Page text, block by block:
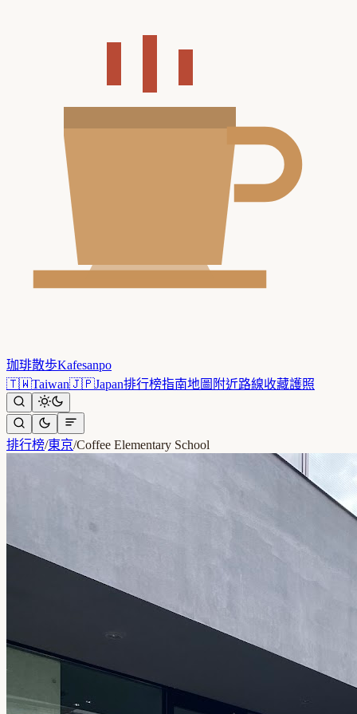
珈琲散歩Kafesanpo
🇹🇼Taiwan🇯🇵Japan排行榜指南地圖 附近路線收藏護照
排行榜/東京/Coffee Elementary School